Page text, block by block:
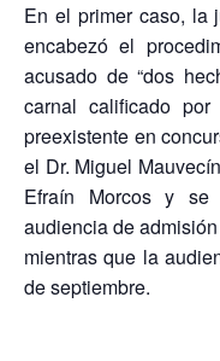
En el primer caso, la
encabezó el
acusado de “dos
carnal calificado
preexistente en
el Dr. Miguel
Efraín Morcos y se
audiencia de
mientras que la
de septiembre.